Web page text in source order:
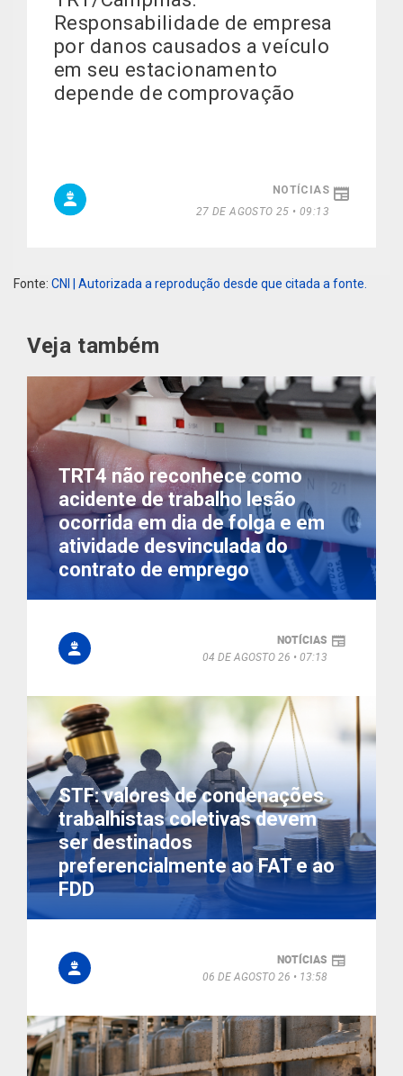
Responsabilidade de empresa
por danos causados a veículo
em seu estacionamento
depende de comprovação
NOTÍCIAS
27 DE AGOSTO 25 • 09:13
Fonte: CNI | Autorizada a reprodução desde que citada a fonte.
Veja também
TRT4 não reconhece como
acidente de trabalho lesão
ocorrida em dia de folga e em
atividade desvinculada do
contrato de emprego
NOTÍCIAS
04 DE AGOSTO 26
07:13
STF: valores de condenações
trabalhistas coletivas devem
ser destinados
preferencialmente ao FAT e ao
FDD
NOTÍCIAS
06 DE AGOSTO 26
13:58